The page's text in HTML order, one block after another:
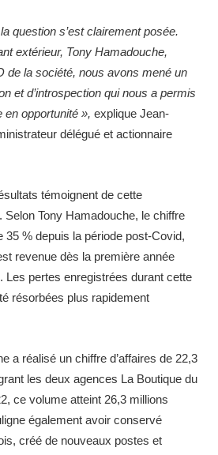
question s’est clairement posée.
extérieur, Tony Hamadouche,
de la société, nous avons mené un
et d’introspection qui nous a permis
opportunité », explique Jean-
délégué et actionnaire
témoignent de cette
Selon Tony Hamadouche, le chiffre
35 % depuis la période post-Covid,
revenue dès la première année
Les pertes enregistrées durant cette
résorbées plus rapidement
a réalisé un chiffre d’affaires de 22,3
les deux agences La Boutique du
ce volume atteint 26,3 millions
également avoir conservé
créé de nouveaux postes et